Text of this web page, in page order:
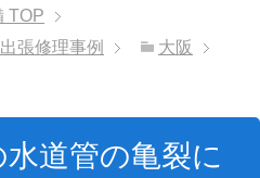
TOP
張修理事例
大阪
道管の亀裂に